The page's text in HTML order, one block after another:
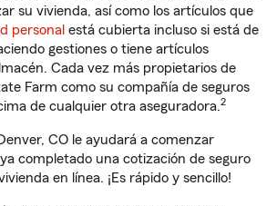
su vivienda, así como los artículos que
personal está cubierta incluso si está de
gestiones o tiene artículos
Cada vez más propietarios de
Farm como su compañía de seguros
de cualquier otra aseguradora.2
CO le ayudará a comenzar
completado una cotización de seguro
en línea. ¡Es rápido y sencillo!